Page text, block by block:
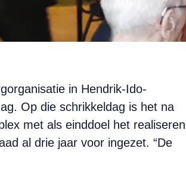
in Hendrik-Ido-
Op die schrikkeldag is het na
met als einddoel het realiseren
al drie jaar voor ingezet. “De